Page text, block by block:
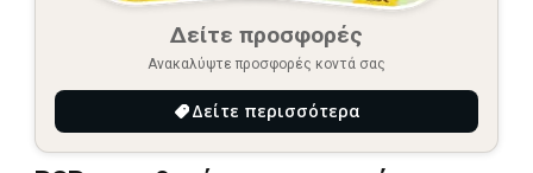
Δείτε προσφορές
Ανακαλύψτε προσφορές κοντά σας
Δείτε περισσότερα